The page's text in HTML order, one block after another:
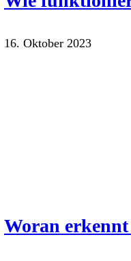
16. Oktober 2023
Woran